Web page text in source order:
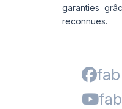
garanties
reconnues.